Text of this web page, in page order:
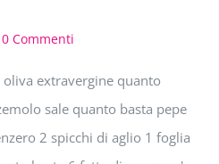
0 Commenti
extravergine quanto
sale quanto basta pepe
2 spicchi di aglio 1 foglia